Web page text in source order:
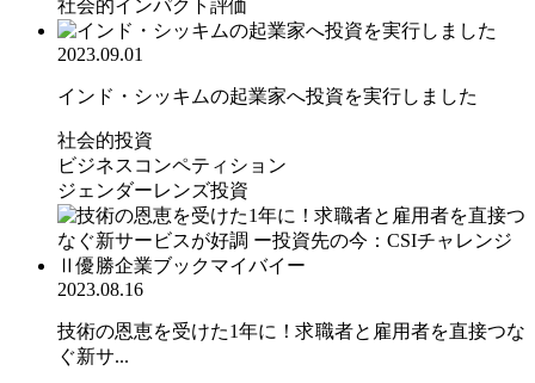
社会的インパクト評価
2023.09.01
インド・シッキムの起業家へ投資を実行しました
社会的投資
ビジネスコンペティション
ジェンダーレンズ投資
2023.08.16
技術の恩恵を受けた1年に！求職者と雇用者を直接つな
ぐ新サ...